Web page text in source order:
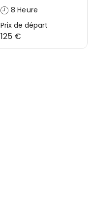
8 Heure
Prix ​​de départ
125 €